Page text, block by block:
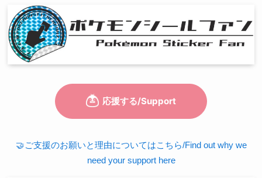
🤝ご支援のお願いと理由についてはこちら/Find out why we
need your support here